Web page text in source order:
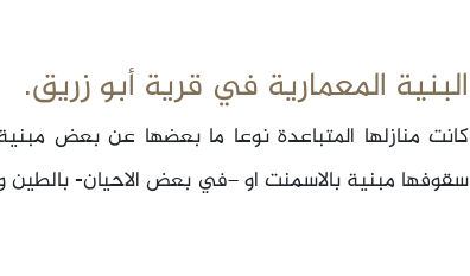
البنية المعمارية في قرية أبو زريق.
كانت منازلها المتباعدة نوعا ما بعضها عن بعض
سقوفها مبنية بالاسمنت او –في بعض الاحيان- بالطين